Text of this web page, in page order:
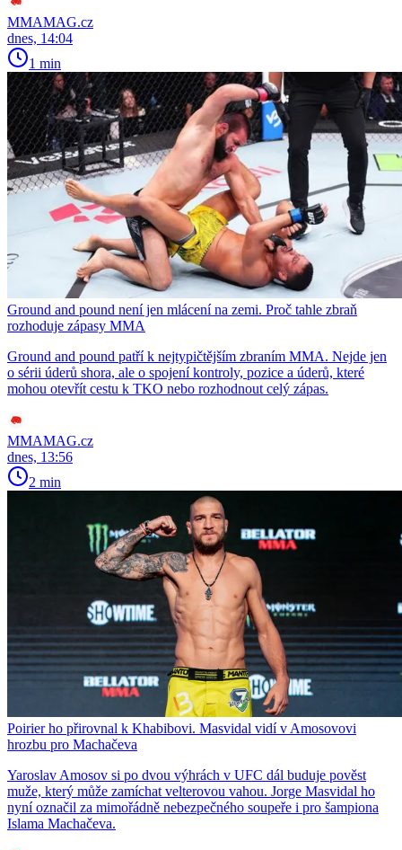
MMAMAG.cz
dnes, 14:04
1 min
Ground and pound není jen mlácení na zemi. Proč tahle zbraň
rozhoduje zápasy MMA
Ground and pound patří k nejtypičtějším zbraním MMA. Nejde jen
o sérii úderů shora, ale o spojení kontroly, pozice a úderů, které
mohou otevřít cestu k TKO nebo rozhodnout celý zápas.
MMAMAG.cz
dnes, 13:56
2 min
Poirier ho přirovnal k Khabibovi. Masvidal vidí v Amosovovi
hrozbu pro Machačeva
Yaroslav Amosov si po dvou výhrách v UFC dál buduje pověst
muže, který může zamíchat velterovou vahou. Jorge Masvidal ho
nyní označil za mimořádně nebezpečného soupeře i pro šampiona
Islama Machačeva.